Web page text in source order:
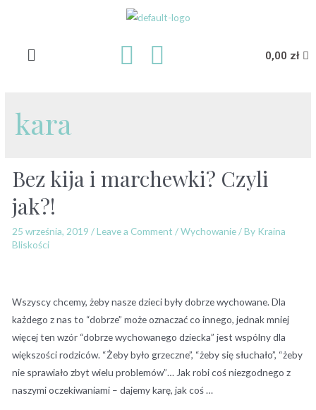
0,00 zł
kara
Bez kija i marchewki? Czyli
jak?!
25 września, 2019 /Leave a Comment /Wychowanie/ By Kraina
Bliskości
Wszyscy chcemy, żeby nasze dzieci były dobrze wychowane. Dla
każdego z nas to “dobrze” może oznaczać co innego, jednak mniej
więcej ten wzór “dobrze wychowanego dziecka” jest wspólny dla
większości rodziców. “Żeby było grzeczne”, “żeby się słuchało”, “żeby
nie sprawiało zbyt wielu problemów”… Jak robi coś niezgodnego z
naszymi oczekiwaniami – dajemy karę, jak coś …